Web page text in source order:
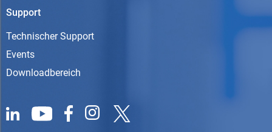
Support
Technischer Support
Events
Downloadbereich